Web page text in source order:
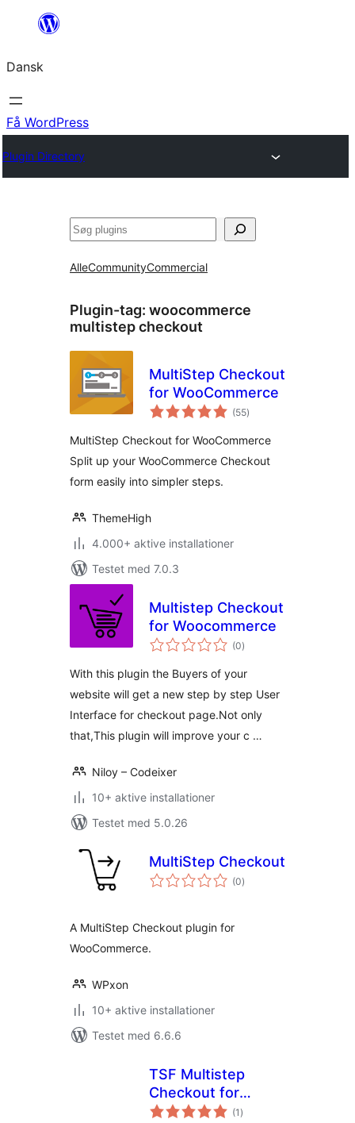
Spring
indhold
Dansk
Få WordPress
Plugin Directory
Søg
AlleCommunityCommercial
Plugin-tag: woocommerce
multistep checkout
MultiStep Checkout
for WooCommerce
(55totale
bedømmelser
)
MultiStep Checkout for WooCommerce
Split up your WooCommerce Checkout
form easily into simpler steps.
ThemeHigh
4.000+ aktive installationer
Testet med 7.0.3
Multistep Checkout
for Woocommerce
(0totale
bedømmelser
)
With this plugin the Buyers of your
website will get a new step by step User
Interface for checkout page.Not only
that,This plugin will improve your c …
Niloy – Codeixer
10+ aktive installationer
Testet med 5.0.26
MultiStep Checkout
(0totale
bedømmelser
)
A MultiStep Checkout plugin for
WooCommerce.
WPxon
10+ aktive installationer
Testet med 6.6.6
TSF Multistep
Checkout for
WooCommerce
(1 totale
bedømmelser
)